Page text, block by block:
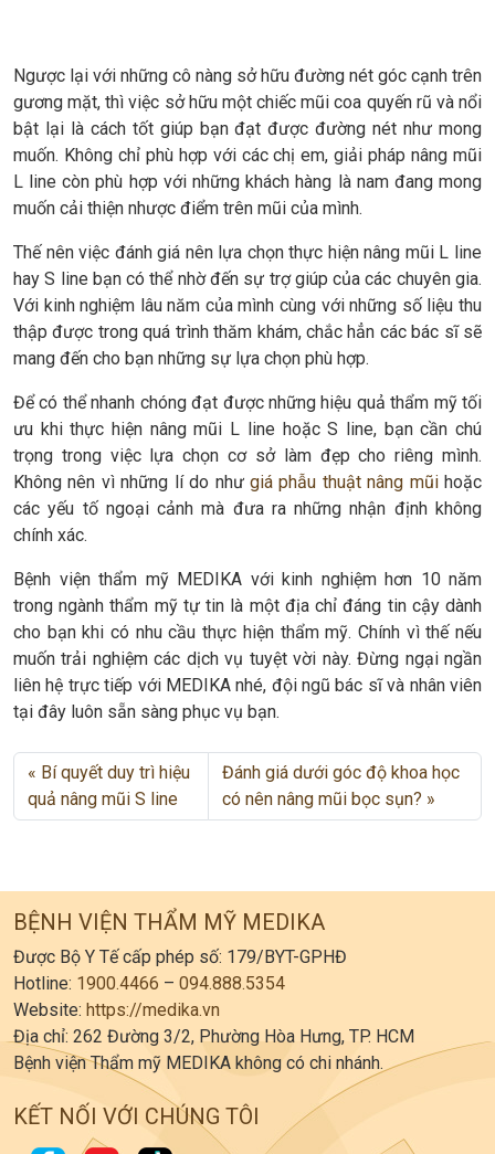
Ngược lại với những cô nàng sở hữu đường nét góc cạnh trên
gương mặt, thì việc sở hữu một chiếc mũi coa quyến rũ và nổi
bật lại là cách tốt giúp bạn đạt được đường nét như mong
muốn. Không chỉ phù hợp với các chị em, giải pháp nâng mũi
L line còn phù hợp với những khách hàng là nam đang mong
muốn cải thiện nhược điểm trên mũi của mình.
Thế nên việc đánh giá nên lựa chọn thực hiện nâng mũi L line
hay S line bạn có thể nhờ đến sự trợ giúp của các chuyên gia.
Với kinh nghiệm lâu năm của mình cùng với những số liệu thu
thập được trong quá trình thăm khám, chắc hẳn các bác sĩ sẽ
mang đến cho bạn những sự lựa chọn phù hợp.
Để có thể nhanh chóng đạt được những hiệu quả thẩm mỹ tối
ưu khi thực hiện nâng mũi L line hoặc S line, bạn cần chú
trọng trong việc lựa chọn cơ sở làm đẹp cho riêng mình.
Không nên vì những lí do như giá phẫu thuật nâng mũihoặc
các yếu tố ngoại cảnh mà đưa ra những nhận định không
chính xác.
Bệnh viện thẩm mỹ MEDIKA với kinh nghiệm hơn 10 năm
trong ngành thẩm mỹ tự tin là một địa chỉ đáng tin cậy dành
cho bạn khi có nhu cầu thực hiện thẩm mỹ. Chính vì thế nếu
muốn trải nghiệm các dịch vụ tuyệt vời này. Đừng ngại ngần
liên hệ trực tiếp với MEDIKA nhé, đội ngũ bác sĩ và nhân viên
tại đây luôn sẵn sàng phục vụ bạn.
Bí quyết duy trì hiệu
quả nâng mũi S line
Đánh giá dưới góc độ khoa học
có nên nâng mũi bọc sụn?
BỆNH VIỆN THẨM MỸ MEDIKA
Được Bộ Y Tế cấp phép số: 179/BYT-GPHĐ
Hotline: 1900.4466 – 094.888.5354
Website: https://medika.vn
Địa chỉ: 262 Đường 3/2, Phường Hòa Hưng, TP. HCM
Bệnh viện Thẩm mỹ MEDIKA không có chi nhánh.
KẾT NỐI VỚI CHÚNG TÔI